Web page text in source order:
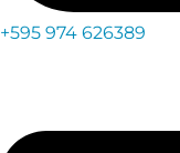
+595 974 626389